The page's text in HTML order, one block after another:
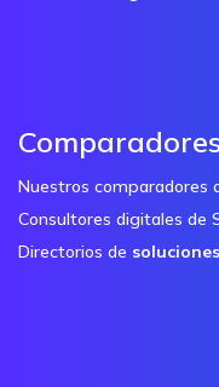
Nuestros comparadores
Consultores digitales de
Directorios de soluciones